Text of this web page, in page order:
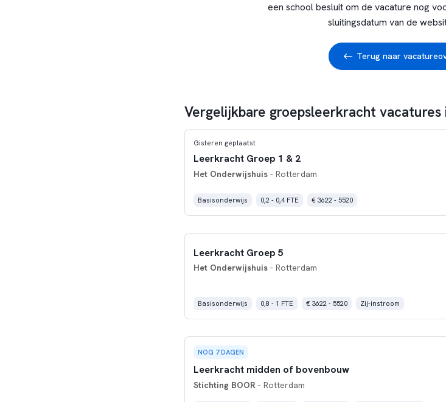
een school besluit om de vacature nog
sluitingsdatum van de
Terug naar
Vergelijkbare groepsleerkracht
Gisteren geplaatst
Leerkracht Groep 1 & 2
Het Onderwijshuis- Rotterdam
Basisonderwijs 0,2 - 0,4 FTE € 3622 - 5520
Leerkracht Groep 5
Het Onderwijshuis- Rotterdam
Basisonderwijs 0,8 - 1 FTE € 3622 - 5520 Zij-instroom
NOG 7 DAGEN
Leerkracht midden of bovenbouw
Stichting BOOR - Rotterdam